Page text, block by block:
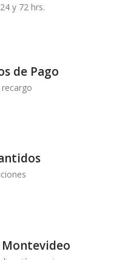
y 72 hrs.
de Pago